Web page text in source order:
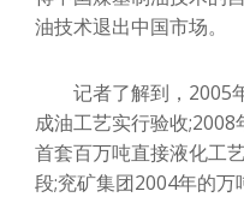
油技术退出中国市场。
记者了解到，2005
成油工艺实行验收
首套百万吨直接液化工
段;兖矿集团2004年的